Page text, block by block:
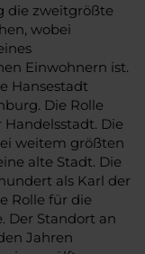
die zweitgrößte
wobei
Einwohnern ist.
Hansestadt
Die Rolle
Die
weitem größten
alte Stadt. Die
als Karl der
Rolle für die
Der Standort an
Jahren